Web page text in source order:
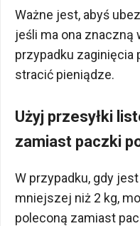
Ważne jest, abyś
jeśli ma ona znaczną
przypadku
stracić pieniądze.
Użyj przesyłki
zamiast paczki
W przypadku, gdy
mniejszej niż 2 kg,
poleconą zamiast